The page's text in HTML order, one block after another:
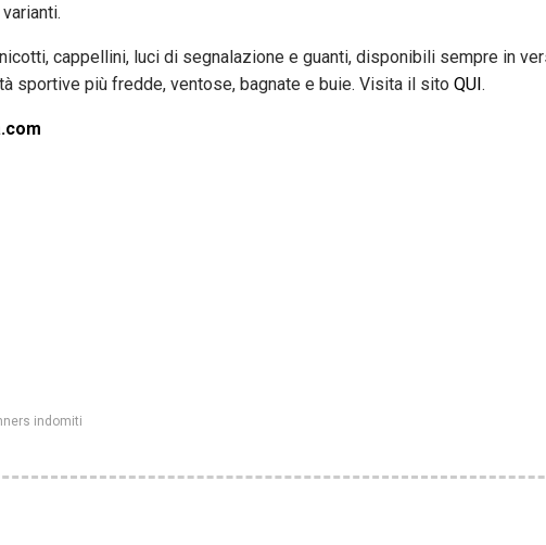
cappellini, luci di segnalazione e guanti, disponibili sempre in
sportive più fredde, ventose, bagnate e buie. Visita il sito QUI.
indomiti